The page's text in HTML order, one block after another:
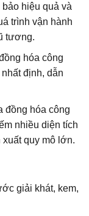
hiệu quả và
trình vận hành
tương.
hóa công
định, dẫn
đồng hóa công
nhiều diện tích
xuất quy mô lớn.
giải khát, kem,